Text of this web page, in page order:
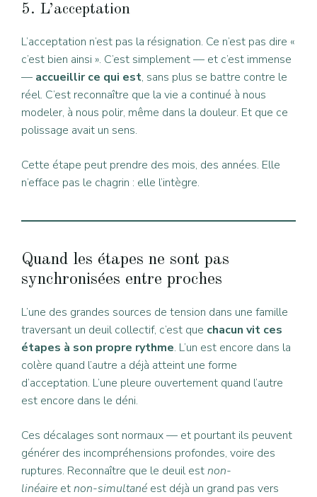
5. L’acceptation
L’acceptation n’est pas la résignation. Ce n’est pas dire «
c’est bien ainsi ». C’est simplement — et c’est immense
— accueillir ce qui est, sans plus se battre contre le
réel. C’est reconnaître que la vie a continué à nous
modeler, à nous polir, même dans la douleur. Et que ce
polissage avait un sens.
Cette étape peut prendre des mois, des années. Elle
n’efface pas le chagrin : elle l’intègre.
Quand les étapes ne sont pas
synchronisées entre proches
L’une des grandes sources de tension dans une famille
traversant un deuil collectif, c’est que chacun vit ces
étapes à son propre rythme. L’un est encore dans la
colère quand l’autre a déjà atteint une forme
d’acceptation. L’une pleure ouvertement quand l’autre
est encore dans le déni.
Ces décalages sont normaux — et pourtant ils peuvent
générer des incompréhensions profondes, voire des
ruptures. Reconnaître que le deuil estnon-
linéaire etnon-simultané est déjà un grand pas vers